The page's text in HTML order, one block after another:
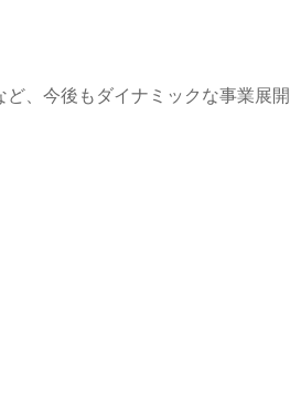
、今後もダイナミックな事業展開